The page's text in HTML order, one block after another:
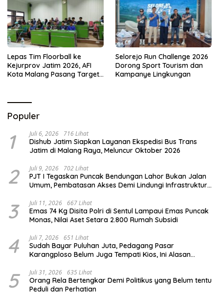
Lepas Tim Floorball ke
Kejurprov Jatim 2026, AFI
Kota Malang Pasang Target
Selorejo Run Challenge 2026
Dorong Sport Tourism dan
Kampanye Lingkungan
Populer
1 Juli 6, 2026 716 Lihat
Dishub Jatim Siapkan Layanan Ekspedisi Bus Trans
Jatim di Malang Raya, Meluncur Oktober 2026
2 Juli 9, 2026 702 Lihat
PJT I Tegaskan Puncak Bendungan Lahor Bukan Jalan
Umum, Pembatasan Akses Demi Lindungi Infrastruktur
3 Juli 11, 2026 667 Lihat
Emas 74 Kg Disita Polri di Sentul Lampaui Emas Puncak
Monas, Nilai Aset Setara 2.800 Rumah Subsidi
4 Juli 7, 2026 651 Lihat
Sudah Bayar Puluhan Juta, Pedagang Pasar
Karangploso Belum Juga Tempati Kios, Ini Alasan
5 Juli 31, 2026 635 Lihat
Orang Rela Bertengkar Demi Politikus yang Belum tentu
Peduli dan Perhatian